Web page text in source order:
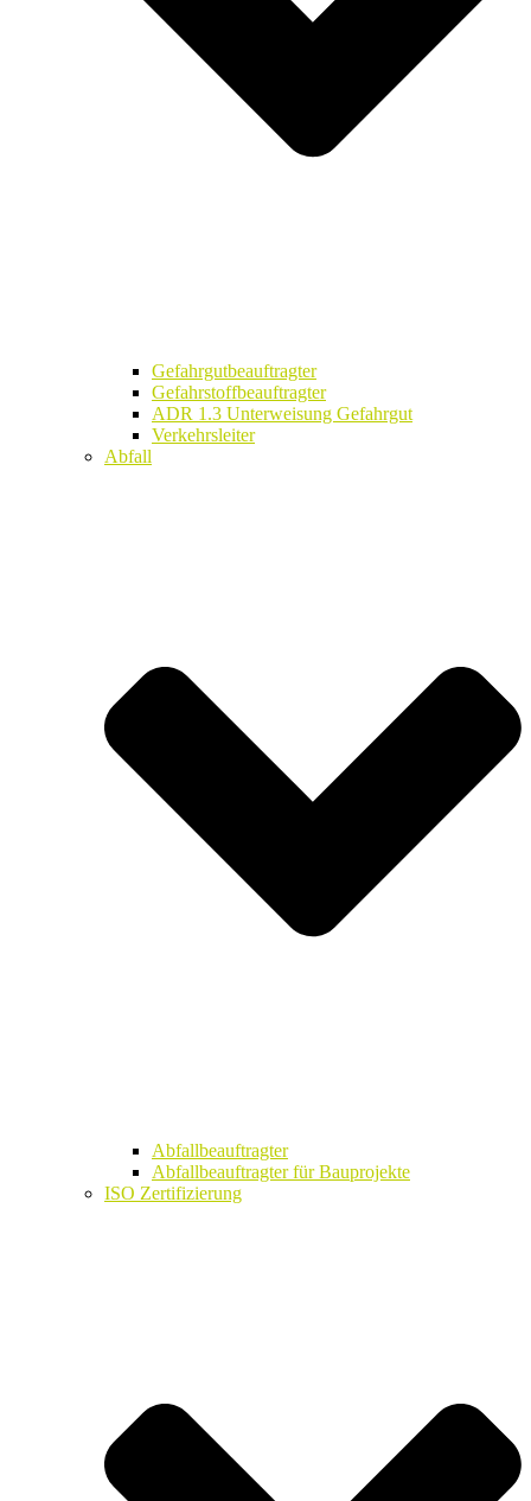
Gefahrgutbeauftragter
Gefahrstoffbeauftragter
ADR 1.3 Unterweisung Gefahrgut
Verkehrsleiter
Abfall
Abfallbeauftragter
Abfallbeauftragter für Bauprojekte
ISO Zertifizierung